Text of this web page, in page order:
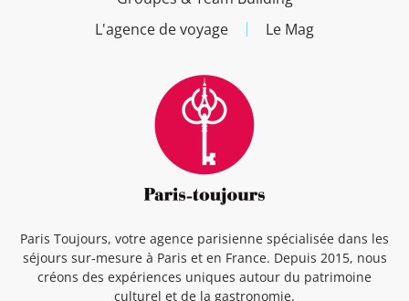
L'agence de voyage
Le Mag
Paris Toujours, votre agence parisienne spécialisée dans les
séjours sur-mesure à Paris et en France. Depuis 2015, nous
créons des expériences uniques autour du patrimoine
culturel et de la gastronomie.